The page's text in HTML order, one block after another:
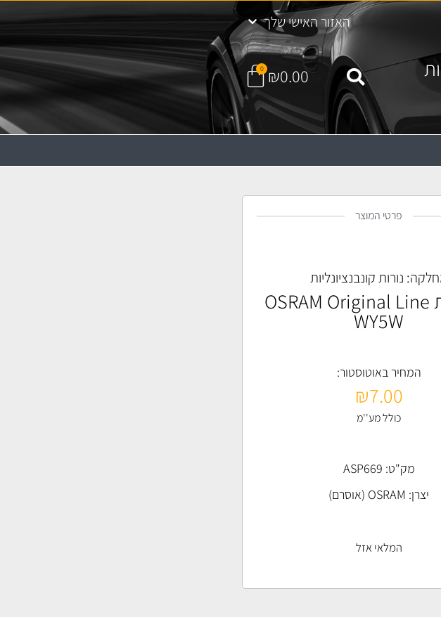
האזור האישי שלך
₪0.00
0
פרטי המוצר
נורות קונבנציונליות
זוג נורות OSRAM Original Line
WY5W
המחיר באוטוסטור:
₪7.00
כולל מע''מ
מק"ט: ASP669
יצרן: OSRAM (אוסרם)
המלאי אזל